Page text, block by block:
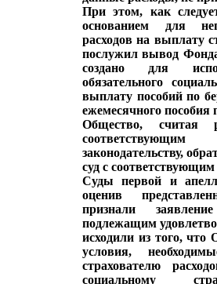
При этом, как
основанием для
расходов на выплату
послужил вывод
создано для
обязательного
выплату пособий по
ежемесячного пособия
Общество, считая
законодательству,
суд с
Суды первой и
оценив
признали
подлежащим
исходили из того,
условия,
страхователю
социальному